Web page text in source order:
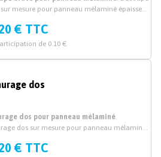
mesure pour panneau mélaminé épaisseur
€ TTC
de 0.10 €
dos
dos pour panneau mélaminé.
dos sur mesure pour panneau mélaminé
€ TTC